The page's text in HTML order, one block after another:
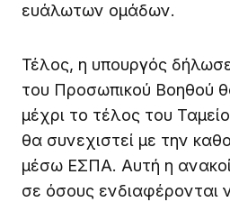
ευάλωτων ομάδων.
Τέλος, η υπουργός
του Προσωπικού Βοηθού
μέχρι το τέλος του
θα συνεχιστεί με την
μέσω ΕΣΠΑ. Αυτή η
σε όσους ενδιαφέρονται